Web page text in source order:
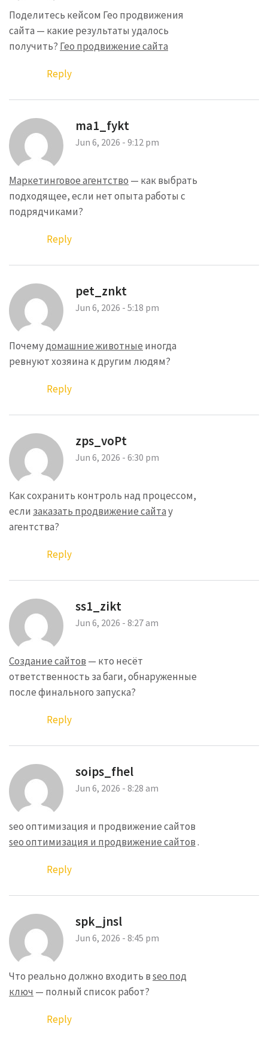
Поделитесь кейсом Гео продвижения
сайта — какие результаты удалось
получить? Гео продвижение сайта
Reply
ma1_fykt
Jun 6, 2026 - 9:12 pm
Маркетинговое агентство — как выбрать
подходящее, если нет опыта работы с
подрядчиками?
Reply
pet_znkt
Jun 6, 2026 - 5:18 pm
Почемудомашние животные иногда
ревнуют хозяина к другим людям?
Reply
zps_voPt
Jun 6, 2026 - 6:30 pm
Как сохранить контроль над процессом,
если заказать продвижение сайтау
агентства?
Reply
ss1_zikt
Jun 6, 2026 - 8:27 am
Создание сайтов — кто несёт
ответственность за баги, обнаруженные
после финального запуска?
Reply
soips_fhel
Jun 6, 2026 - 8:28 am
seo оптимизация и продвижение сайтов
seo оптимизация и продвижение сайтов.
Reply
spk_jnsl
Jun 6, 2026 - 8:45 pm
Что реально должно входить вseo под
ключ — полный список работ?
Reply